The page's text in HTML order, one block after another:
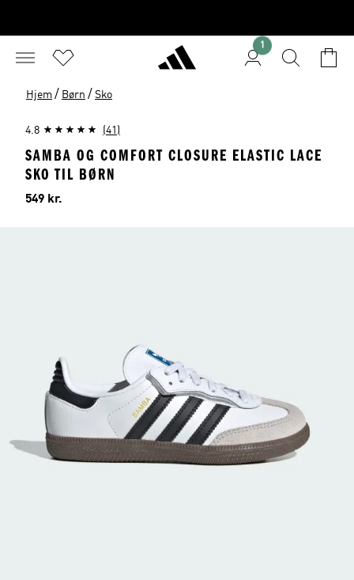
1
Hjem / Børn / Sko
4.8 (41)
SAMBA OG COMFORT CLOSURE ELASTIC LACE
SKO TIL BØRN
Pris
549 kr.